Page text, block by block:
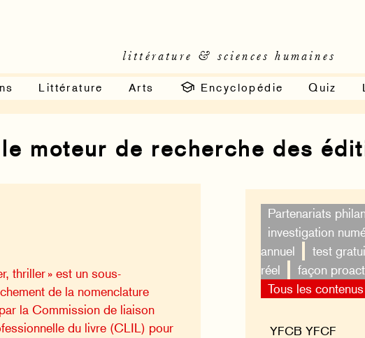
littérature & sciences humaines
Littérature Arts Encyclopédie Quiz
moteur de recherche des
Partenariats
investigation
annuel
test
réel
façon
Tous les
thriller » est un sous-
de la nomenclature
la Commission de liaison
du livre (CLIL) pour